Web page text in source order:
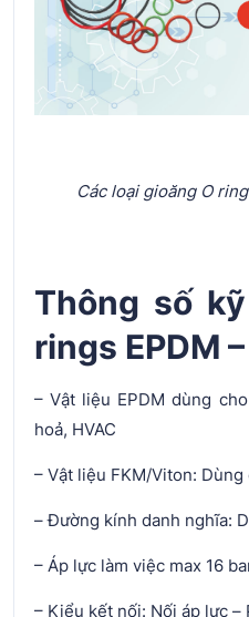
Các loại gioăng O
Thông số
rings EPDM
– Vật liệu EPDM dùng
hoả, HVAC
– Vật liệu FKM/Viton:
– Đường kính danh nghĩa:
– Áp lực làm việc max 16
– Kiểu kết nối: Nối áp lực –